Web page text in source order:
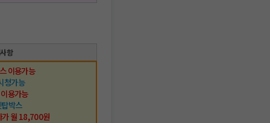
항
이용가능
청가능
용가능
박스
가 월 18,700원